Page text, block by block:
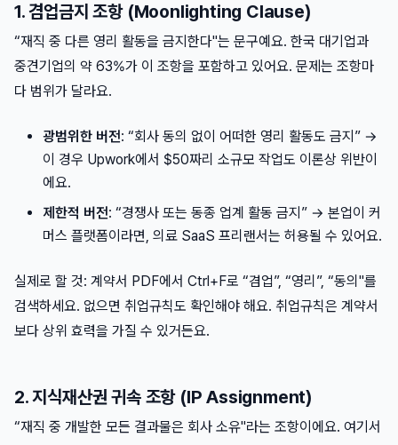
1. 겸업금지 조항 (Moonlighting Clause)
“재직 중 다른 영리 활동을 금지한다"는 문구예요. 한국 대기업과
중견기업의 약 63%가 이 조항을 포함하고 있어요. 문제는 조항마
다 범위가 달라요.
광범위한 버전: “회사 동의 없이 어떠한 영리 활동도 금지” →
이 경우 Upwork에서 $50짜리 소규모 작업도 이론상 위반이
에요.
제한적 버전: “경쟁사 또는 동종 업계 활동 금지” → 본업이 커
머스 플랫폼이라면, 의료 SaaS 프리랜서는 허용될 수 있어요.
실제로 할 것: 계약서 PDF에서 Ctrl+F로 “겸업”, “영리”, “동의"를
검색하세요. 없으면 취업규칙도 확인해야 해요. 취업규칙은 계약서
보다 상위 효력을 가질 수 있거든요.
2. 지식재산권 귀속 조항 (IP Assignment)
“재직 중 개발한 모든 결과물은 회사 소유"라는 조항이에요. 여기서